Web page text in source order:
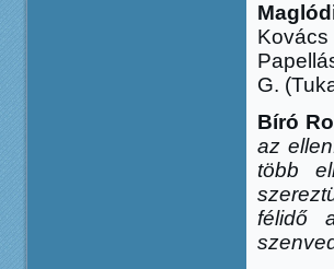
G.
Bíró
az
több
félidő